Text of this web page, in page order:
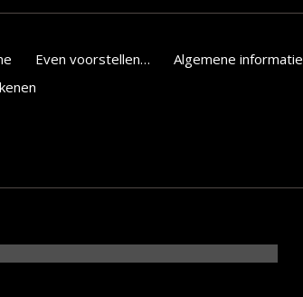
Even voorstellen… Algemene informatie